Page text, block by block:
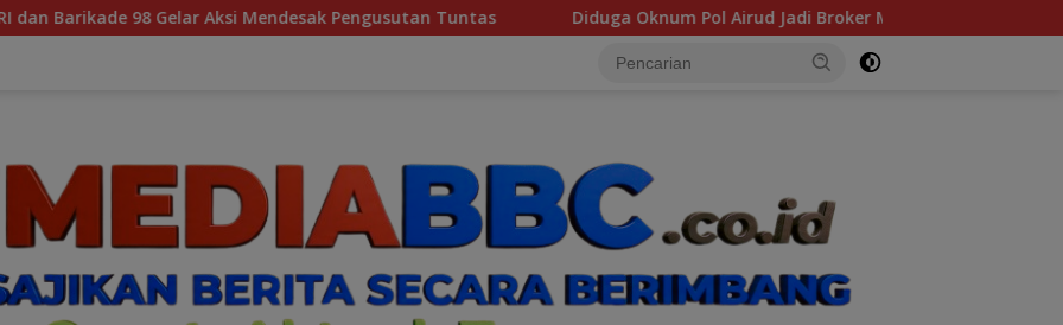
Pengusutan Tuntas Diduga Oknum Pol Airud Jadi Broker Minyak Ilegal, Uang Rp88 Juta Milik Toke Muba